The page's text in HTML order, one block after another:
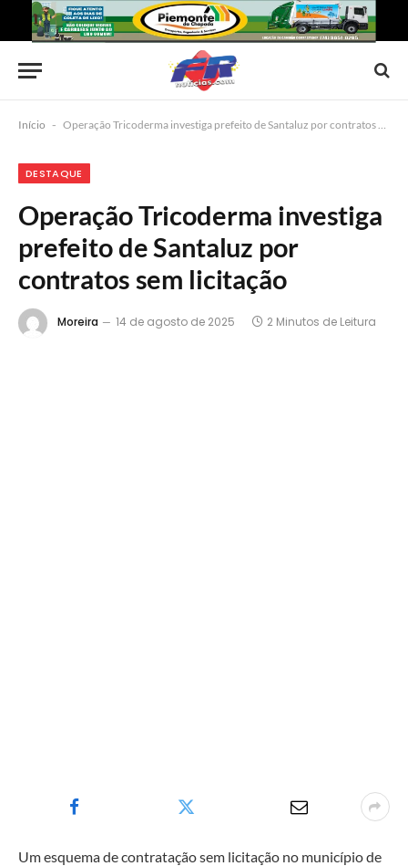
Início - Operação Tricoderma investiga prefeito de Santaluz por contratos sem licitação
DESTAQUE
Operação Tricoderma investiga
prefeito de Santaluz por
contratos sem licitação
Moreira 14 de agosto de 2025 2 Minutos de Leitura
Um esquema de contratação sem licitação no município de